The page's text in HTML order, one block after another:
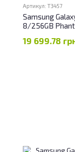
Артикул: T3457
Samsung
8/256GB
19 699.78